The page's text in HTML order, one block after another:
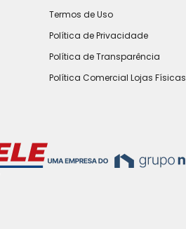
Termos de Uso
Política de Privacidade
Política de Transparência
Política Comercial Lojas Físicas